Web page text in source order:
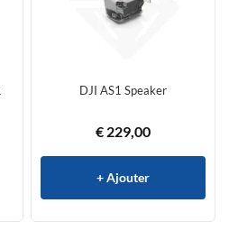
DJI AS1 Speaker
€ 229,00
+ Ajouter